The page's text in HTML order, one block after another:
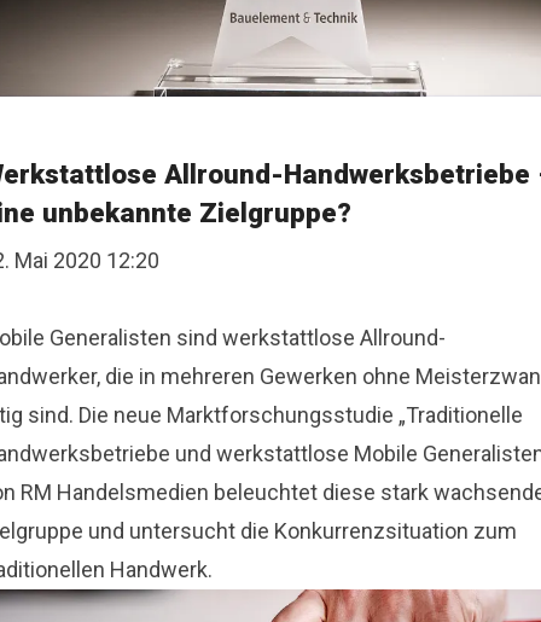
Allround-Handwerksbetriebe
unbekannte Zielgruppe?
Mai 2020 12:20
Generalisten sind werkstattlose Allround-
die in mehreren Gewerken ohne
sind. Die neue Marktforschungsstudie „Traditionelle
und werkstattlose Mobile
RM Handelsmedien beleuchtet diese stark
und untersucht die Konkurrenzsituation zum
Handwerk.